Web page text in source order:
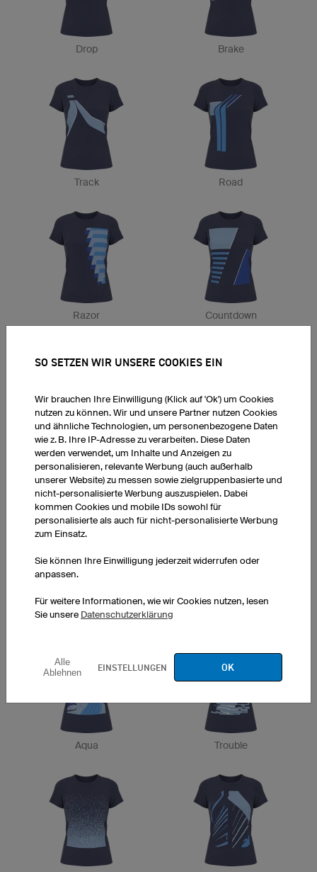
Drop Brake
Track Road
Razor Countdown
Trail
Aqua Trouble
SO SETZEN WIR UNSERE COOKIES EIN
Wir brauchen Ihre Einwilligung (Klick auf 'Ok') um Cookies
nutzen zu können. Wir und unsere Partner nutzen Cookies
und ähnliche Technologien, um personenbezogene Daten
wie z. B. Ihre IP-Adresse zu verarbeiten. Diese Daten
werden verwendet, um Inhalte und Anzeigen zu
personalisieren, relevante Werbung (auch außerhalb
unserer Website) zu messen sowie zielgruppenbasierte und
nicht-personalisierte Werbung auszuspielen. Dabei
kommen Cookies und mobile IDs sowohl für
personalisierte als auch für nicht-personalisierte Werbung
zum Einsatz.
Sie können Ihre Einwilligung jederzeit widerrufen oder
anpassen.
Für weitere Informationen, wie wir Cookies nutzen, lesen
Sie unsere Datenschutzerklärung
Alle
Ablehnen
EINSTELLUNGEN OK